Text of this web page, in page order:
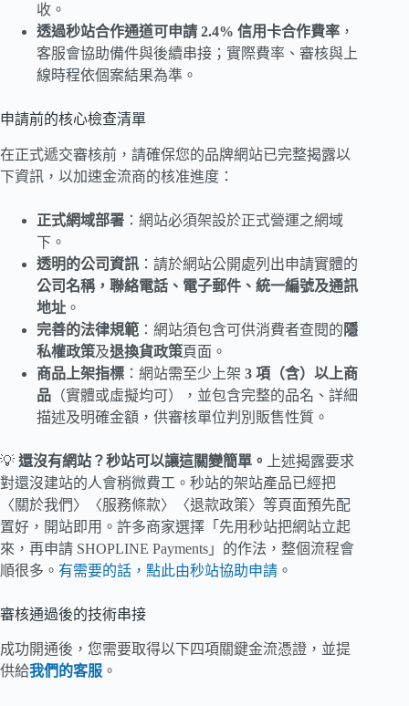
收。
透過秒站合作通道可申請 2.4% 信用卡合作費率 ，
客服會協助備件與後續串接；實際費率、審核與上
線時程依個案結果為準。
申請前的核心檢查清單
在正式遞交審核前，請確保您的品牌網站已完整揭露以
下資訊，以加速金流商的核准進度：
正式網域部署 ：網站必須架設於正式營運之網域
下。
透明的公司資訊 ：請於網站公開處列出申請實體的
公司名稱，聯絡電話、電子郵件、統一編號及通訊
地址 。
完善的法律規範 ：網站須包含可供消費者查閱的 隱
私權政策及退換貨政策頁面。
商品上架指標 ：網站需至少上架 3 項（含）以上商
品 （實體或虛擬均可），並包含完整的品名、詳細
描述及明確金額，供審核單位判別販售性質。
💡 還沒有網站？秒站可以讓這關變簡單。
上述揭露要求
對還沒建站的人會稍微費工。秒站的架站產品已經把
〈關於我們〉〈服務條款〉〈退款政策〉等頁面預先配
置好，開站即用。許多商家選擇「先用秒站把網站立起
來，再申請 SHOPLINE Payments」的作法，整個流程會
順很多。 有需要的話，點此由秒站協助申請 。
審核通過後的技術串接
成功開通後，您需要取得以下四項關鍵金流憑證，並提
供給我們的客服 。